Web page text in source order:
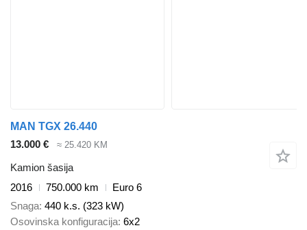
MAN TGX 26.440
13.000 €
≈ 25.420 KM
Kamion šasija
2016
750.000 km
Euro 6
Snaga 440 k.s. (323 kW)
Osovinska konfiguracija 6x2